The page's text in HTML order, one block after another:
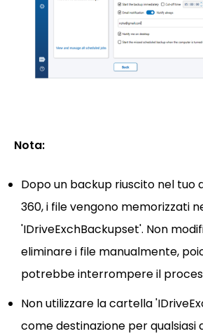
Nota:
Dopo un backup riuscito nel tuo
360, i file vengono memorizzati
'IDriveExchBackupset'. Non
eliminare i file manualmente,
potrebbe interrompere il
Non utilizzare la cartella
come destinazione per qualsiasi